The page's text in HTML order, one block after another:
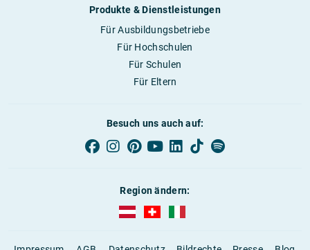
Produkte & Dienstleistungen
Für Ausbildungsbetriebe
Für Hochschulen
Für Schulen
Für Eltern
Besuch uns auch auf:
Region ändern:
AUBI-plus Österreich (deutsch)